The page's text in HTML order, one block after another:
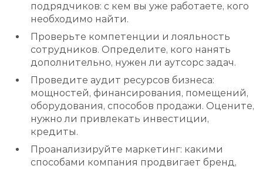
подрядчиков: с кем вы уже работаете, кого
необходимо найти.
Проверьте компетенции и лояльность
сотрудников. Определите, кого нанять
дополнительно, нужен ли аутсорс задач.
Проведите аудит ресурсов бизнеса:
мощностей, финансирования, помещений,
оборудования, способов продажи. Оцените,
нужно ли привлекать инвестиции,
кредиты.
Проанализируйте маркетинг: какими
способами компания продвигает бренд,